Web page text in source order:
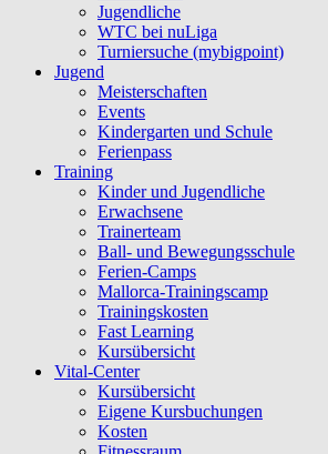
Jugendliche
WTC bei nuLiga
Turniersuche (mybigpoint)
Jugend
Meisterschaften
Events
Kindergarten und Schule
Ferienpass
Training
Kinder und Jugendliche
Erwachsene
Trainerteam
Ball- und Bewegungsschule
Ferien-Camps
Mallorca-Trainingscamp
Trainingskosten
Fast Learning
Kursübersicht
Vital-Center
Kursübersicht
Eigene Kursbuchungen
Kosten